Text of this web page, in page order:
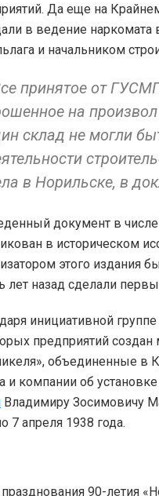
Да еще на
в ведение наркомата
и начальником
принятое от
на
склад не могли
в Норильске, в
документ в
в историческом
этого издания
лет назад сделали
инициативной
предприятий
объединенные в
и компании об
Владимиру Зосимовичу
7 апреля 1938 года.
90-летия